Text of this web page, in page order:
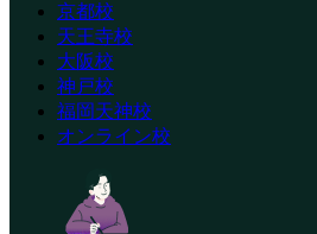
京都校
天王寺校
大阪校
神戸校
福岡天神校
オンライン校